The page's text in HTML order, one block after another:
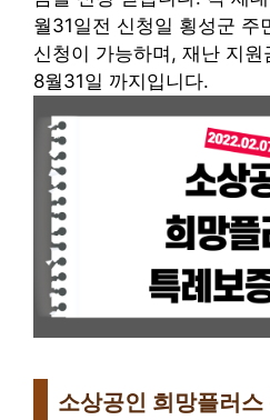
월31일전 신청일 횡성군 주
신청이 가능하며, 재난 지
8월31일 까지입니다.
소상공인 희망플러